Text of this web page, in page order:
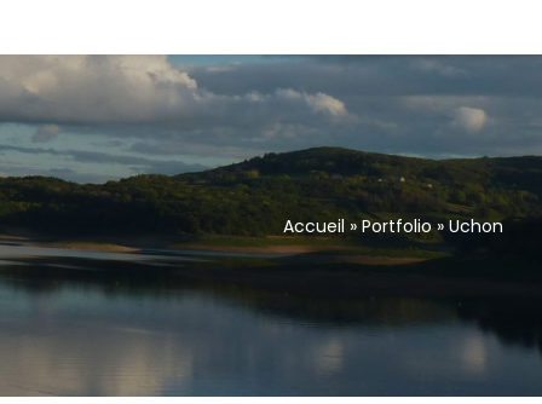
Accueil »Portfolio »Uchon